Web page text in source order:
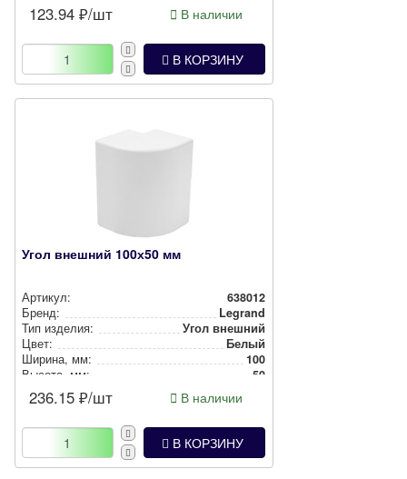
123.94 ₽/шт В наличии
В КОРЗИНУ
Угол внешний 100х50 мм
Артикул:
638012
Бренд:
Legrand
Тип изделия:
Угол внешний
Цвет:
Белый
Ширина, мм:
100
Высота, мм:
50
236.15 ₽/шт В наличии
В КОРЗИНУ